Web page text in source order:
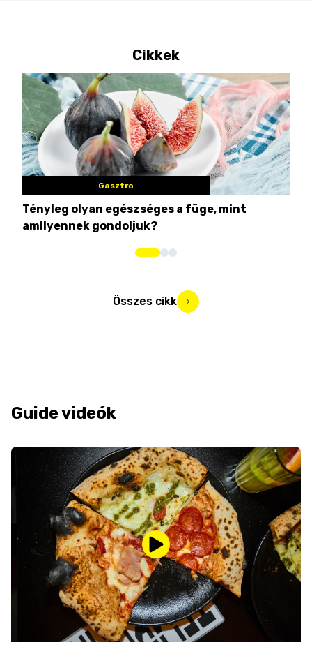
Cikkek
Gasztro
Tényleg olyan egészséges a füge, mint
amilyennek gondoljuk?
Összes cikk
Guide videók